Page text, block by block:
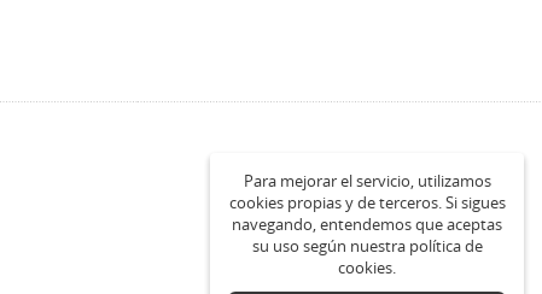
Para mejorar el servicio, utilizamos
cookies propias y de terceros. Si sigues
navegando, entendemos que aceptas
su uso según nuestra política de
cookies.